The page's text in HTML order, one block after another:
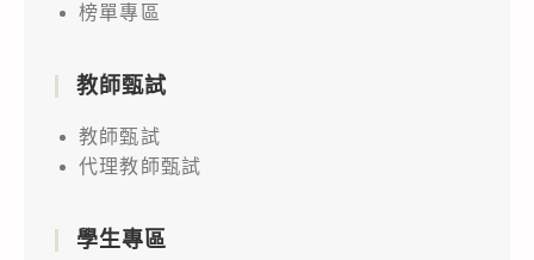
榜單專區
教師甄試
教師甄試
代理教師甄試
學生專區